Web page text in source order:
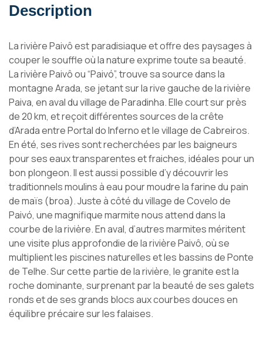
Description
La rivière Paivô est paradisiaque et offre des paysages à
couper le souffle où la nature exprime toute sa beauté.
La rivière Paivô ou “Paivó”, trouve sa source dans la
montagne Arada, se jetant sur la rive gauche de la rivière
Paiva, en aval du village de Paradinha. Elle court sur près
de 20 km, et reçoit différentes sources de la crête
d’Arada entre Portal do Inferno et le village de Cabreiros.
En été, ses rives sont recherchées par les baigneurs
pour ses eaux transparentes et fraiches, idéales pour un
bon plongeon. Il est aussi possible d’y découvrir les
traditionnels moulins à eau pour moudre la farine du pain
de maïs (broa). Juste à côté du village de Covelo de
Paivó, une magnifique marmite nous attend dans la
courbe de la rivière. En aval, d’autres marmites méritent
une visite plus approfondie de la rivière Paivô, où se
multiplient les piscines naturelles et les bassins de Ponte
de Telhe. Sur cette partie de la rivière, le granite est la
roche dominante, surprenant par la beauté de ses galets
ronds et de ses grands blocs aux courbes douces en
équilibre précaire sur les falaises.